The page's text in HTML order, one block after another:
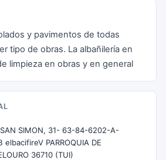
y pavimentos de todas
tipo de obras. La albañilería en
limpieza en obras y en general
SAN SIMON, 31- 63-84-6202-A-
elbacifireV PARROQUIA DE
36710 (TUI)